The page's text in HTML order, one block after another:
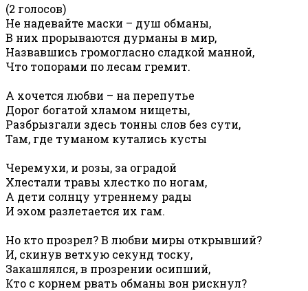
(2 голосов)
Не надевайте маски – душ обманы,
В них прорываются дурманы в мир,
Назвавшись громогласно сладкой манной,
Что топорами по лесам гремит.
А хочется любви – на перепутье
Дорог богатой хламом нищеты,
Разбрызгали здесь тонны слов без сути,
Там, где туманом кутались кусты
Черемухи, и розы, за оградой
Хлестали травы хлестко по ногам,
А дети солнцу утреннему рады
И эхом разлетается их гам.
Но кто прозрел? В любви миры открывший?
И, скинув ветхую секунд тоску,
Закашлялся, в прозрении осипший,
Кто с корнем рвать обманы вон рискнул?